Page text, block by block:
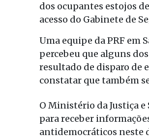
dos ocupantes estojos
acesso do Gabinete de
Uma equipe da PRF em
percebeu que alguns
resultado de disparo de
constatar que também
O Ministério da Justiça
para receber
antidemocráticos neste